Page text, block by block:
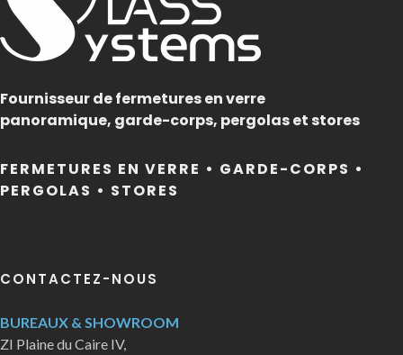
Fournisseur de fermetures en verre
panoramique, garde-corps, pergolas et stores
FERMETURES EN VERRE • GARDE-CORPS •
PERGOLAS • STORES
CONTACTEZ-NOUS
BUREAUX & SHOWROOM
ZI Plaine du Caire IV,